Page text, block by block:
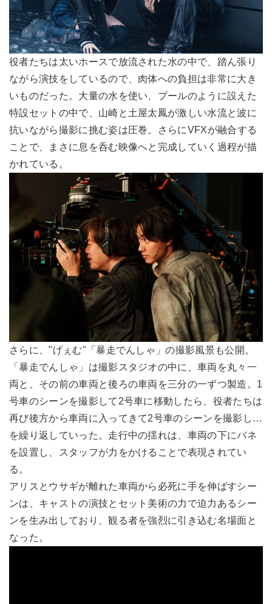
役者たちは太いホースで放流された水の中で、踏ん張り
ながら演技をしているので、肉体への負担は非常に大き
いものだった。大量の水を使い、プールのように設えた
特設セットの中で、山崎と土屋太鳳が激しい水流と波に
抗いながら撮影に挑む姿は圧巻。さらにVFXが融合する
ことで、まさに息を呑む映像へと完成していく過程が描
かれている。
さらに、"げぇむ"「暴走でんしゃ」の撮影風景も公開。
「暴走でんしゃ」は撮影スタジオの中に、車両を丸々一
両と、その前の車両と後ろの車両を三分の一ずつ製造。1
号車のシーンを撮影して2号車に移動したら、役者たちは
再び後方から車両に入ってきて2号車のシーンを撮影し…
を繰り返していった。走行中の揺れは、車両の下にバネ
を設置し、スタッフが力をかけることで表現されてい
る。
アリスとウサギが離れた車両から必死に手を伸ばすシー
ンは、キャストの演技とセット美術の力で迫力あるシー
ンを生み出しており、観る者を強烈に引き込む名場面と
なった。